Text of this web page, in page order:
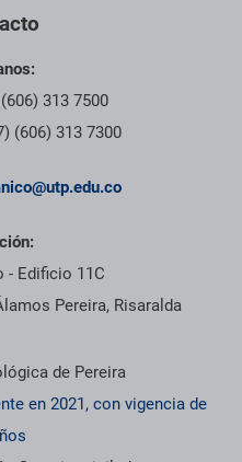
313 7500
(606) 313 7300
- Edificio 11C
Pereira, Risaralda
de Pereira
en 2021, con vigencia de